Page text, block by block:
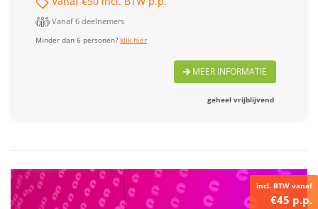
Vanaf 6 deelnemers
Minder dan 6 personen?klik hier
MEER INFORMATIE
geheel vrijblijvend
incl. BTW vanaf
€45 p.p.